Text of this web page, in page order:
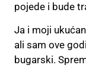
pojede i bude
Ja i moji
ali sam ove
bugarski.